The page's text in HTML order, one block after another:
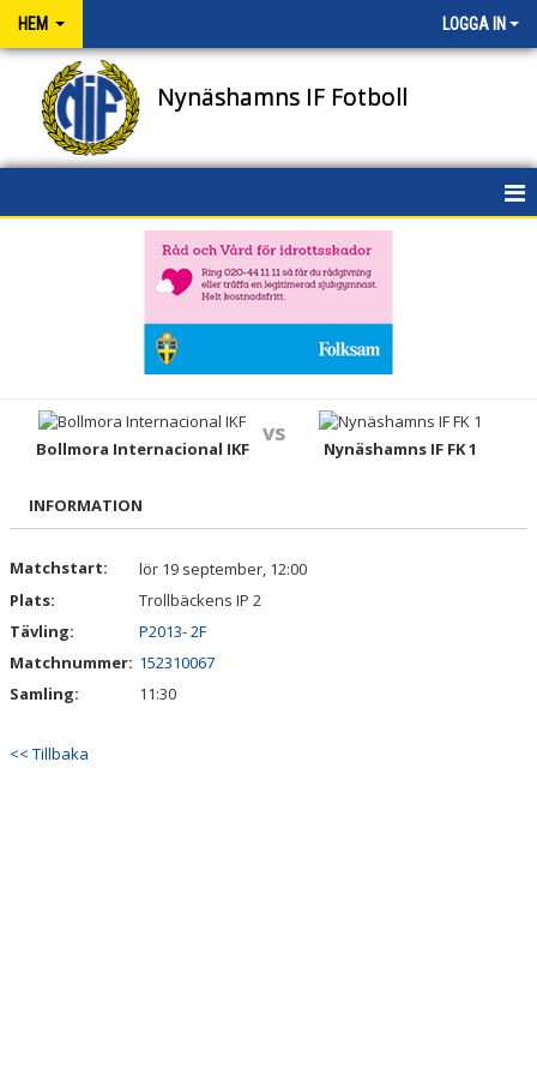
HEM LOGGA IN
Nynäshamns IF Fotboll
NIFENS FOND
KALENDER
MATCHER
CUPER
WEBBSHOP
Bollmora Internacional IKF
vs
Nynäshamns IF FK 1
INFORMATION
Matchstart:
lör 19 september, 12:00
Plats:
Trollbäckens IP 2
Tävling:
P2013- 2F
Matchnummer: 152310067
Samling:
11:30
<< Tillbaka